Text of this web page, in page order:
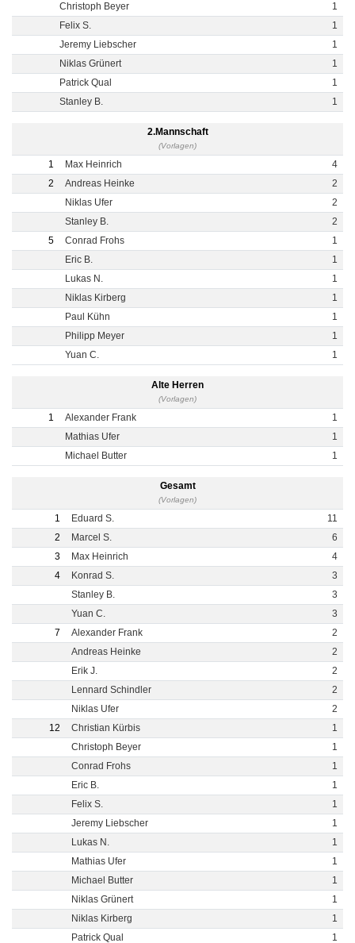
Christoph Beyer
1
Felix S.
1
Jeremy Liebscher
1
Niklas Grünert
1
Patrick Qual
1
Stanley B.
1
2.Mannschaft
(Vorlagen)
1 Max Heinrich
4
2
Andreas Heinke
2
Niklas Ufer
2
Stanley B.
2
5
Conrad Frohs
1
Eric B.
1
Lukas N.
1
Niklas Kirberg
1
Paul Kühn
1
Philipp Meyer
1
Yuan C.
1
Alte Herren
(Vorlagen)
1 Alexander Frank
1
Mathias Ufer
1
Michael Butter
1
Gesamt
(Vorlagen)
1 Eduard S.
11
2
Marcel S.
6
3
Max Heinrich
4
4
Konrad S.
3
Stanley B.
3
Yuan C.
3
7
Alexander Frank
2
Andreas Heinke
2
Erik J.
2
Lennard Schindler
2
Niklas Ufer
2
12
Christian Kürbis
1
Christoph Beyer
1
Conrad Frohs
1
Eric B.
1
Felix S.
1
Jeremy Liebscher
1
Lukas N.
1
Mathias Ufer
1
Michael Butter
1
Niklas Grünert
1
Niklas Kirberg
1
Patrick Qual
1